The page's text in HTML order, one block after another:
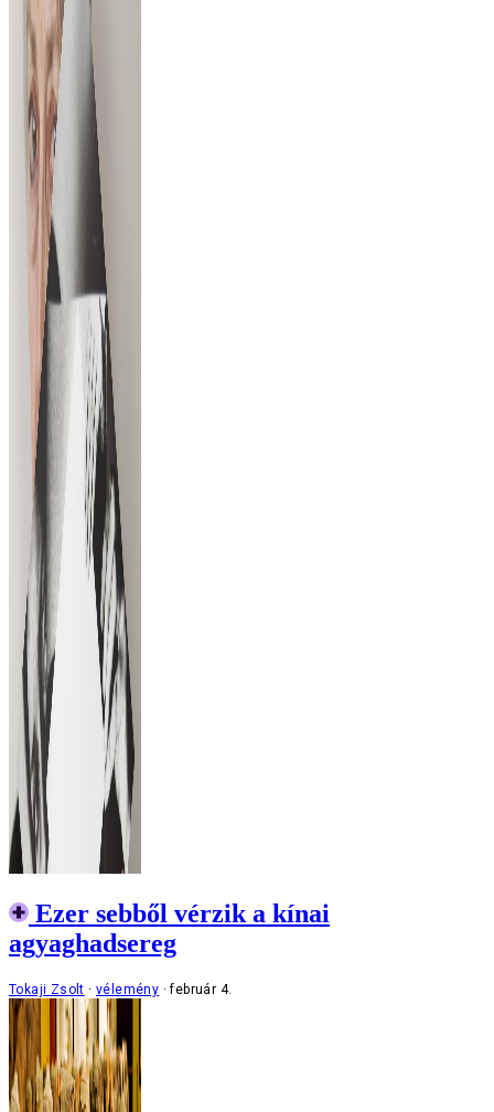
Ezer sebből vérzik a kínai
agyaghadsereg
Tokaji Zsolt vélemény február 4.